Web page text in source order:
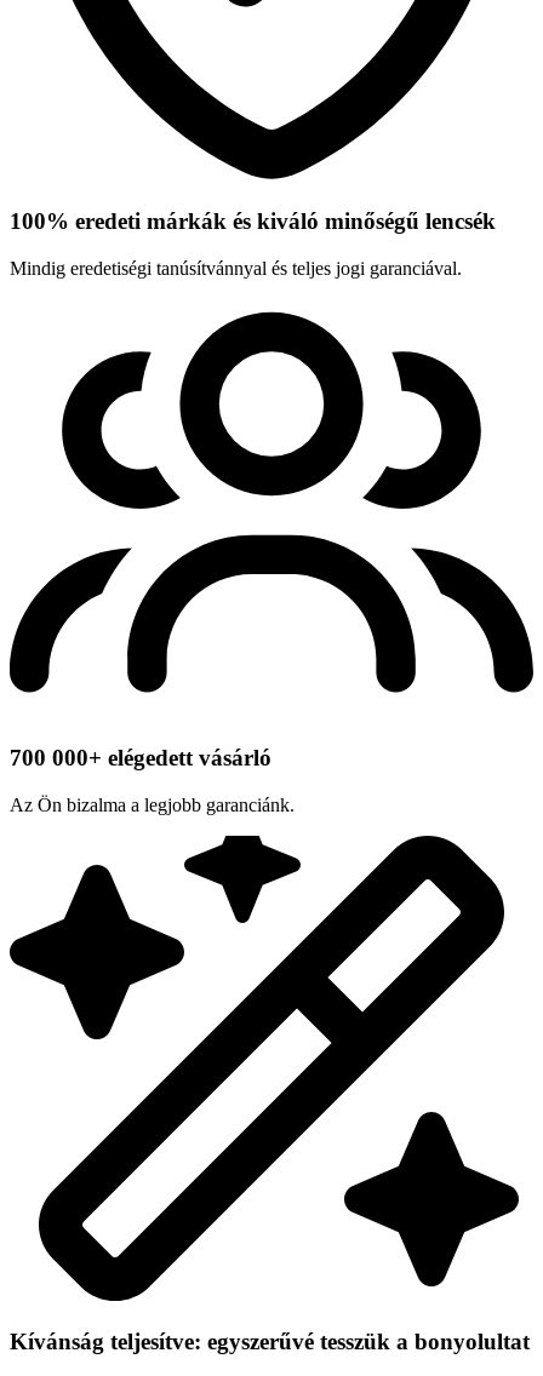
100% eredeti márkák és kiváló minőségű lencsék
Mindig eredetiségi tanúsítvánnyal és teljes jogi garanciával.
700 000+ elégedett vásárló
Az Ön bizalma a legjobb garanciánk.
Kívánság teljesítve: egyszerűvé tesszük a bonyolultat